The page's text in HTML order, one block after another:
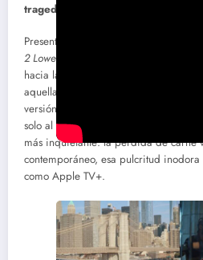
tragedia shakespeariana de un
Presentada fuera de competición en el
2 Lowest
irrumpe como un gesto de
hacia la poética moral de
aquella joya del Maestro Akira
versión firmada por el siempre
solo al peso simbólico del original,
más inquietante: la pérdida de carne
contemporáneo, esa pulcritud
como Apple TV+.